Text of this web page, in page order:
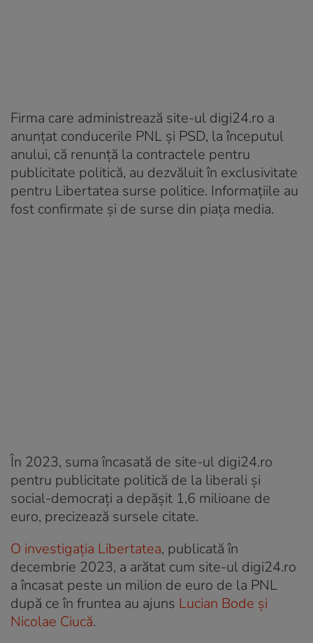
Firma care administrează site-ul digi24.ro a
anunțat conducerile PNL și PSD, la începutul
anului, că renunță la contractele pentru
publicitate politică, au dezvăluit în exclusivitate
pentru Libertatea surse politice. Informațiile au
fost confirmate și de surse din piața media.
În 2023, suma încasată de site-ul digi24.ro
pentru publicitate politică de la liberali și
social-democrați a depășit 1,6 milioane de
euro, precizează sursele citate.
O investigația Libertatea, publicată în
decembrie 2023, a arătat cum site-ul digi24.ro
a încasat peste un milion de euro de la PNL
după ce în fruntea au ajuns Lucian Bode și
Nicolae Ciucă.